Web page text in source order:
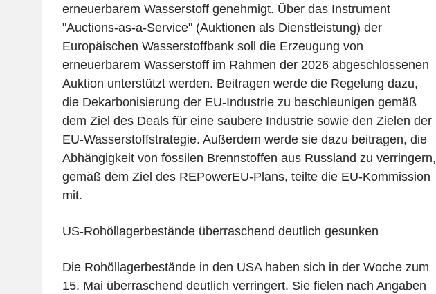
erneuerbarem Wasserstoff genehmigt. Über das Instrument
"Auctions-as-a-Service" (Auktionen als Dienstleistung) der
Europäischen Wasserstoffbank soll die Erzeugung von
erneuerbarem Wasserstoff im Rahmen der 2026 abgeschlossenen
Auktion unterstützt werden. Beitragen werde die Regelung dazu,
die Dekarbonisierung der EU-Industrie zu beschleunigen gemäß
dem Ziel des Deals für eine saubere Industrie sowie den Zielen der
EU-Wasserstoffstrategie. Außerdem werde sie dazu beitragen, die
Abhängigkeit von fossilen Brennstoffen aus Russland zu verringern,
gemäß dem Ziel des REPowerEU-Plans, teilte die EU-Kommission
mit.
US-Rohöllagerbestände überraschend deutlich gesunken
Die Rohöllagerbestände in den USA haben sich in der Woche zum
15. Mai überraschend deutlich verringert. Sie fielen nach Angaben